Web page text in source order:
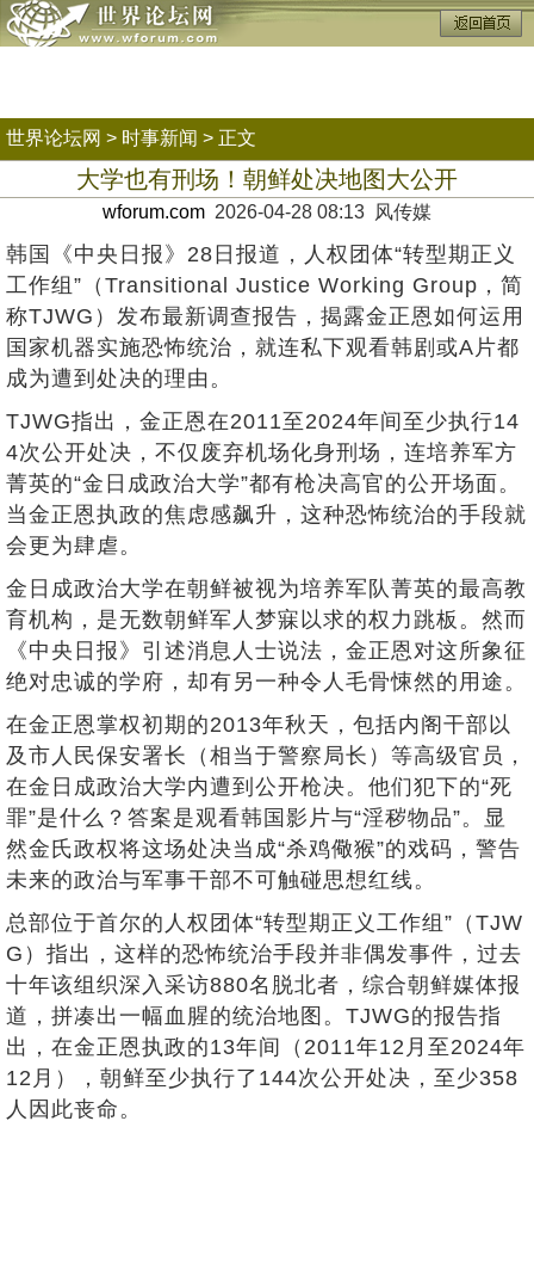
世界论坛网 > 时事新闻 > 正文
大学也有刑场！朝鲜处决地图大公开
wforum.com 2026-04-28 08:13 风传媒
韩国《中央日报》28日报道，人权团体“转型期正义
工作组”（Transitional Justice Working Group，简
称TJWG）发布最新调查报告，揭露金正恩如何运用
国家机器实施恐怖统治，就连私下观看韩剧或A片都
成为遭到处决的理由。
TJWG指出，金正恩在2011至2024年间至少执行14
4次公开处决，不仅废弃机场化身刑场，连培养军方
菁英的“金日成政治大学”都有枪决高官的公开场面。
当金正恩执政的焦虑感飙升，这种恐怖统治的手段就
会更为肆虐。
金日成政治大学在朝鲜被视为培养军队菁英的最高教
育机构，是无数朝鲜军人梦寐以求的权力跳板。然而
《中央日报》引述消息人士说法，金正恩对这所象征
绝对忠诚的学府，却有另一种令人毛骨悚然的用途。
在金正恩掌权初期的2013年秋天，包括内阁干部以
及市人民保安署长（相当于警察局长）等高级官员，
在金日成政治大学内遭到公开枪决。他们犯下的“死
罪”是什么？答案是观看韩国影片与“淫秽物品”。显
然金氏政权将这场处决当成“杀鸡儆猴”的戏码，警告
未来的政治与军事干部不可触碰思想红线。
总部位于首尔的人权团体“转型期正义工作组”（TJW
G）指出，这样的恐怖统治手段并非偶发事件，过去
十年该组织深入采访880名脱北者，综合朝鲜媒体报
道，拼凑出一幅血腥的统治地图。TJWG的报告指
出，在金正恩执政的13年间（2011年12月至2024年
12月），朝鲜至少执行了144次公开处决，至少358
人因此丧命。